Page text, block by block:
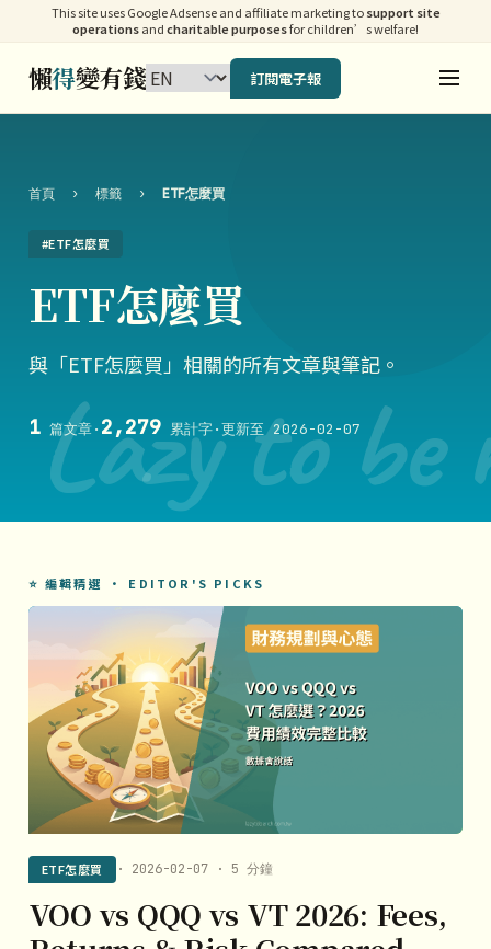
This site uses Google Adsense and affiliate marketing tosupport site
operationsandcharitable purposesfor children’s welfare!
懶得變有錢 訂閱電子報
Lazy to be
首頁 › 標籤 › ETF怎麼買
#ETF怎麼買
ETF怎麼買
與「ETF怎麼買」相關的所有文章與筆記。
1篇文章· 2,279累計字·更新至 2026-02-07
⭐ 編輯精選 · EDITOR'S PICKS
ETF怎麼買 · 2026-02-07 · 5 分鐘
VOO vs QQQ vs VT 2026: Fees,